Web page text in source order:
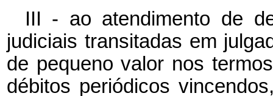
III - ao atendimento de
judiciais transitadas em
de pequeno valor nos
débitos periódicos